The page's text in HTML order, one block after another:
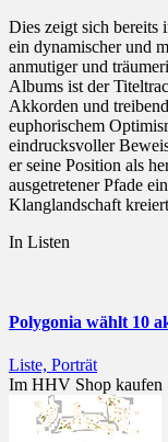
Dies zeigt sich bereits
ein dynamischer und
anmutiger und
Albums ist der
Akkorden und
euphorischem
eindrucksvoller
er seine Position als
ausgetretener Pfade
Klanglandschaft
In Listen
Polygonia wählt 10
Liste, Porträt
Im HHV Shop kaufen